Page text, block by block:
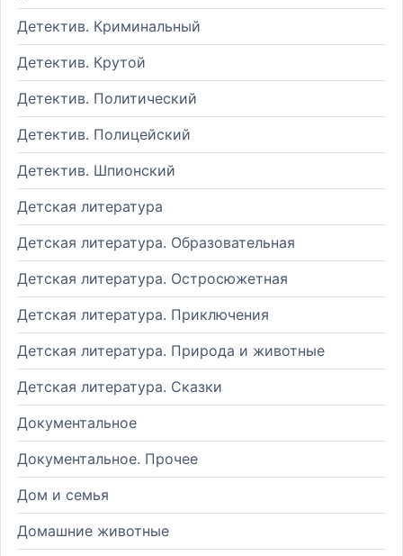
Детектив. Криминальный
Детектив. Крутой
Детектив. Политический
Детектив. Полицейский
Детектив. Шпионский
Детская литература
Детская литература. Образовательная
Детская литература. Остросюжетная
Детская литература. Приключения
Детская литература. Природа и животные
Детская литература. Сказки
Документальное
Документальное. Прочее
Дом и семья
Домашние животные